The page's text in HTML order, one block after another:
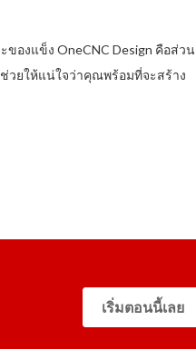
ของแข็ง OneCNC Design คือส่วน
ช่วยให้แน่ใจว่าคุณพร้อมที่จะสร้าง
เริ่มตอนนี้เลย